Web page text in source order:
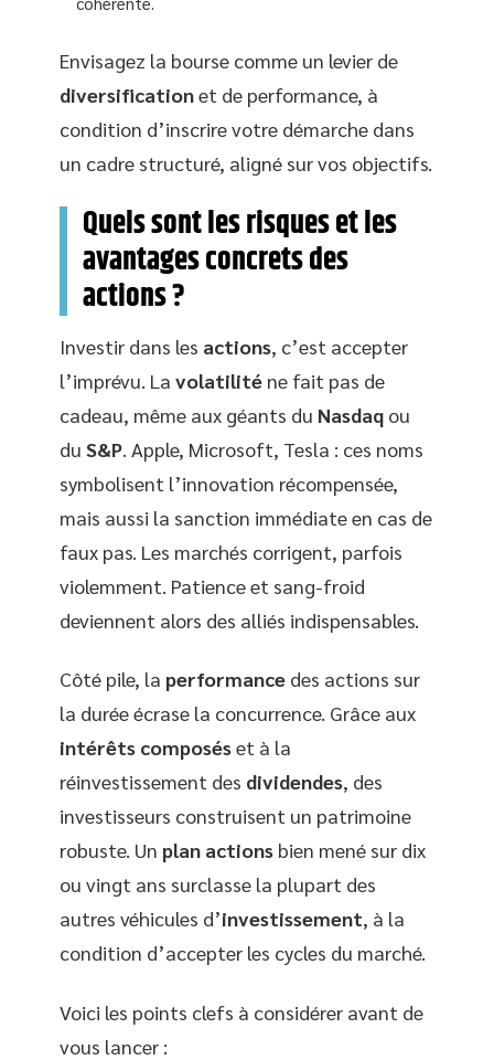
Envisagez la bourse comme un levier de
diversificationet de performance, à
condition d’inscrire votre démarche dans
un cadre structuré, aligné sur vos objectifs.
Quels sont les risques et les
avantages concrets des
actions ?
Investir dans les actions, c’est accepter
l’imprévu. La volatilité ne fait pas de
cadeau, même aux géants du Nasdaq ou
du S&P . Apple, Microsoft, Tesla : ces noms
symbolisent l’innovation récompensée,
mais aussi la sanction immédiate en cas de
faux pas. Les marchés corrigent, parfois
violemment. Patience et sang-froid
deviennent alors des alliés indispensables.
Côté pile, la performance des actions sur
la durée écrase la concurrence. Grâce aux
intérêts composéset à la
réinvestissement des dividendes, des
investisseurs construisent un patrimoine
robuste. Un plan actions bien mené sur dix
ou vingt ans surclasse la plupart des
autres véhicules d’investissement, à la
condition d’accepter les cycles du marché.
Voici les points clefs à considérer avant de
vous lancer :